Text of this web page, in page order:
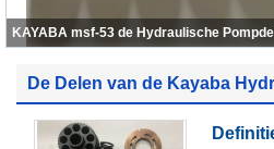
De Delen van de Kayaba